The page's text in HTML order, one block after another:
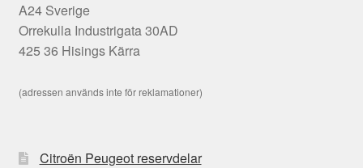
A24 Sverige
Orrekulla Industrigata 30AD
425 36 Hisings Kärra
(adressen används inte för reklamationer)
Citroën Peugeot reservdelar